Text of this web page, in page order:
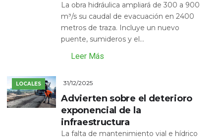
La obra hidráulica ampliará de 300 a 900
m³/s su caudal de evacuación en 2400
metros de traza. Incluye un nuevo
puente, sumideros y el...
Leer Más
LOCALES 31/12/2025
Advierten sobre el deterioro
exponencial de la
infraestructura
La falta de mantenimiento vial e hídrico